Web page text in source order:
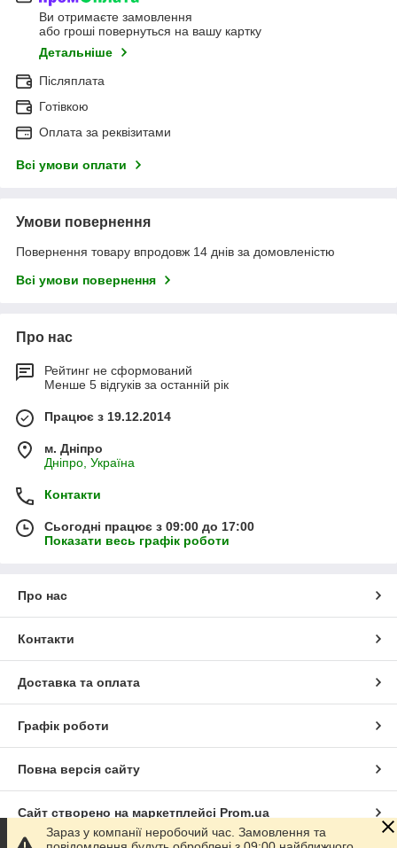
Ви отримаєте замовлення
або гроші повернуться на вашу картку
Детальніше
Післяплата
Готівкою
Оплата за реквізитами
Всі умови оплати
Умови повернення
Повернення товару впродовж 14 днів за домовленістю
Всі умови повернення
Про нас
Рейтинг не сформований
Менше 5 відгуків за останній рік
Працює з 19.12.2014
м. Дніпро
Дніпро, Україна
Контакти
Сьогодні працює з 09:00 до 17:00
Показати весь графік роботи
Про нас
Контакти
Доставка та оплата
Графік роботи
Повна версія сайту
Сайт створено на маркетплейсі Prom.ua
Зараз у компанії неробочий час. Замовлення та